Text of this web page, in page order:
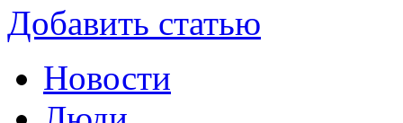
Добавить статью
Новости